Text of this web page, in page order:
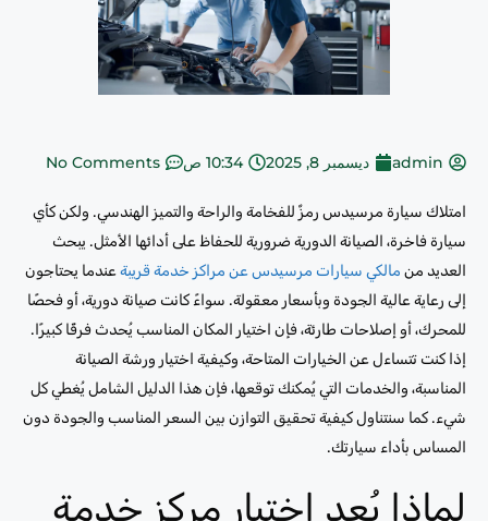
admin ديسمبر 8, 2025 10:34 ص No Comments
امتلاك سيارة مرسيدس رمزٌ للفخامة والراحة والتميز الهندسي. ولكن كأي
سيارة فاخرة، الصيانة الدورية ضرورية للحفاظ على أدائها الأمثل. يبحث
العديد من مالكي سيارات مرسيدس عن مراكز خدمة قريبةعندما يحتاجون
إلى رعاية عالية الجودة وبأسعار معقولة. سواءً كانت صيانة دورية، أو فحصًا
للمحرك، أو إصلاحات طارئة، فإن اختيار المكان المناسب يُحدث فرقًا كبيرًا.
إذا كنت تتساءل عن الخيارات المتاحة، وكيفية اختيار ورشة الصيانة
المناسبة، والخدمات التي يُمكنك توقعها، فإن هذا الدليل الشامل يُغطي كل
شيء. كما سنتناول كيفية تحقيق التوازن بين السعر المناسب والجودة دون
المساس بأداء سيارتك.
لماذا يُعد اختيار مركز خدمة